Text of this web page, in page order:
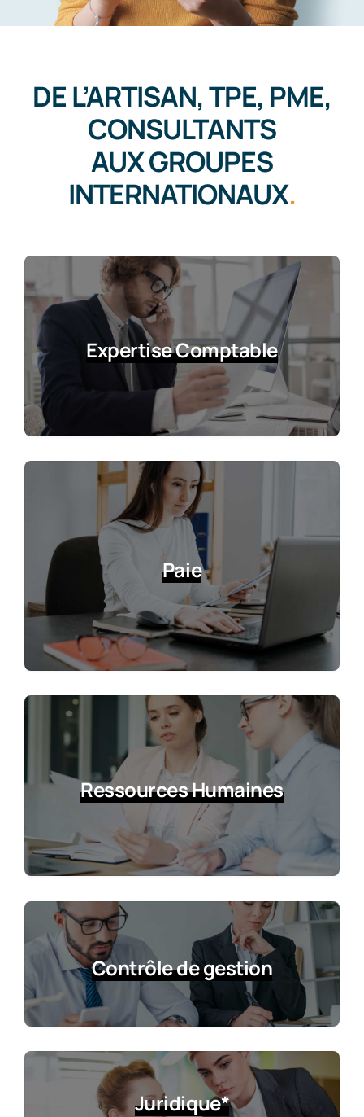
DE L’ARTISAN, TPE, PME,
CONSULTANTS
AUX GROUPES
INTERNATIONAUX.
Expertise Comptable
Paie
Ressources Humaines
Contrôle de gestion
Juridique*